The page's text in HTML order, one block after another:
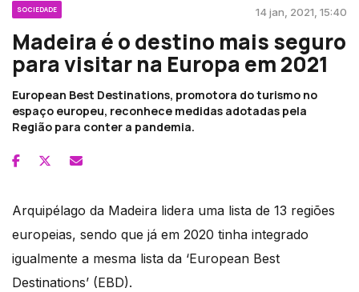
SOCIEDADE 14 jan, 2021, 15:40
Madeira é o destino mais seguro
para visitar na Europa em 2021
European Best Destinations, promotora do turismo no
espaço europeu, reconhece medidas adotadas pela
Região para conter a pandemia.
Arquipélago da Madeira lidera uma lista de 13 regiões
europeias, sendo que já em 2020 tinha integrado
igualmente a mesma lista da ‘European Best
Destinations’ (EBD).